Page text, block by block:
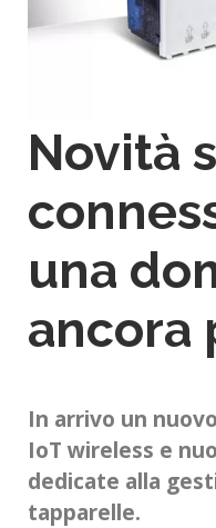
Novità
una
ancora
In arrivo un
IoT wireless e
dedicate alla
tapparelle.